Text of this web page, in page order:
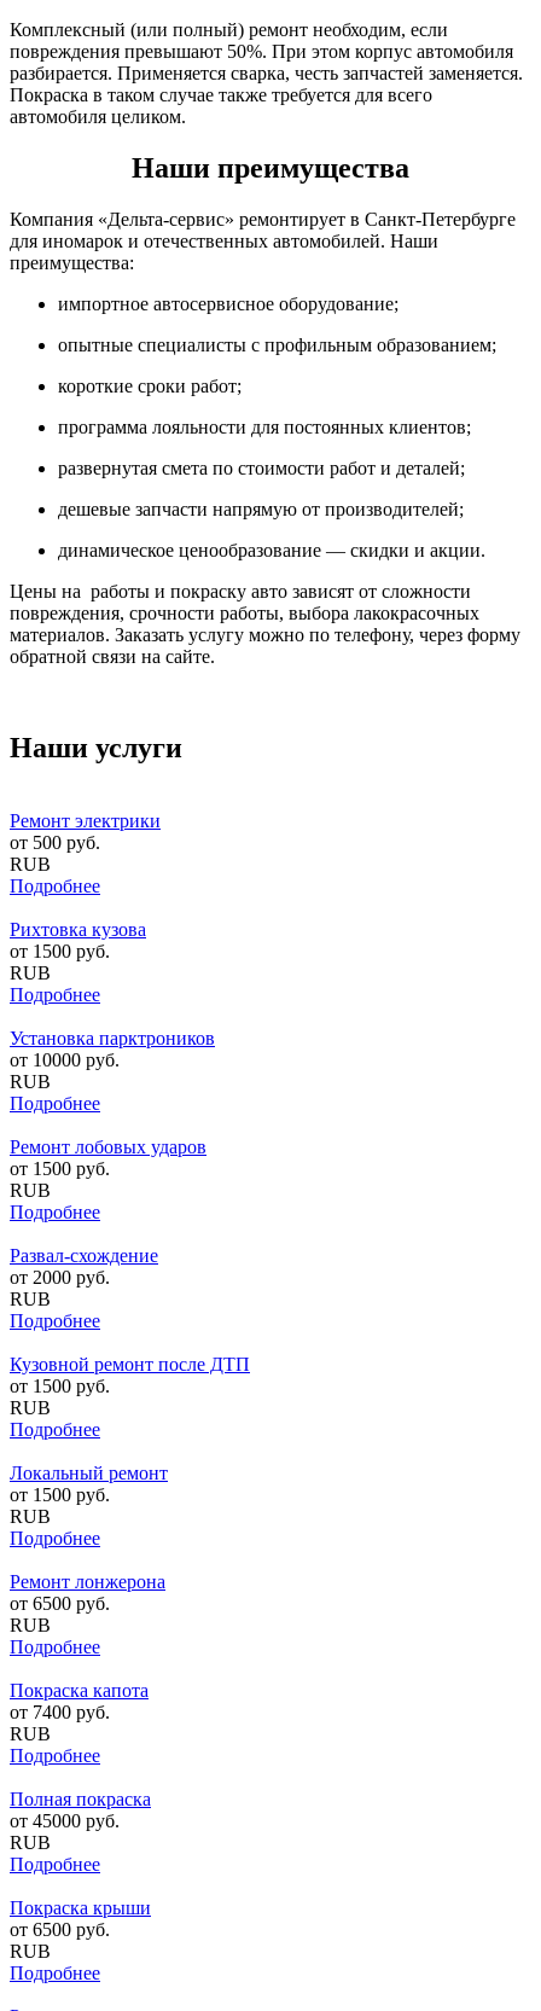
Комплексный (или полный) ремонт необходим, если
повреждения превышают 50%. При этом корпус автомобиля
разбирается. Применяется сварка, честь запчастей заменяется.
Покраска в таком случае также требуется для всего
автомобиля целиком.
Наши преимущества
Компания «Дельта-сервис» ремонтирует в Санкт-Петербурге
для иномарок и отечественных автомобилей. Наши
преимущества:
импортное автосервисное оборудование;
опытные специалисты с профильным образованием;
короткие сроки работ;
программа лояльности для постоянных клиентов;
развернутая смета по стоимости работ и деталей;
дешевые запчасти напрямую от производителей;
динамическое ценообразование — скидки и акции.
Цены на работы и покраску авто зависят от сложности
повреждения, срочности работы, выбора лакокрасочных
материалов. Заказать услугу можно по телефону, через форму
обратной связи на сайте.
Наши услуги
Ремонт электрики
от 500 руб.
RUB
Подробнее
Рихтовка кузова
от 1500 руб.
RUB
Подробнее
Установка парктроников
от 10000 руб.
RUB
Подробнее
Ремонт лобовых ударов
от 1500 руб.
RUB
Подробнее
Развал-схождение
от 2000 руб.
RUB
Подробнее
Кузовной ремонт после ДТП
от 1500 руб.
RUB
Подробнее
Локальный ремонт
от 1500 руб.
RUB
Подробнее
Ремонт лонжерона
от 6500 руб.
RUB
Подробнее
Покраска капота
от 7400 руб.
RUB
Подробнее
Полная покраска
от 45000 руб.
RUB
Подробнее
Покраска крыши
от 6500 руб.
RUB
Подробнее